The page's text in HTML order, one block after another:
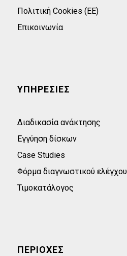
Πολιτική Cookies (ΕΕ)
Επικοινωνία
ΥΠΗΡΕΣΙΕΣ
Διαδικασία ανάκτησης
Εγγύηση δίσκων
Case Studies
Φόρμα διαγνωστικού ελέγχου
Τιμοκατάλογος
ΠΕΡΙΟΧΕΣ